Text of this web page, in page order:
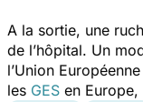
A la sortie, une
de l’hôpital. Un
l’Union
les GES en